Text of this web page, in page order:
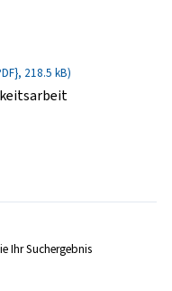
218.5 kB)
Ihr Suchergebnis